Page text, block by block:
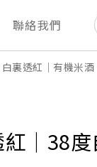
聯絡我們
白裏透紅｜有機米
紅│38度